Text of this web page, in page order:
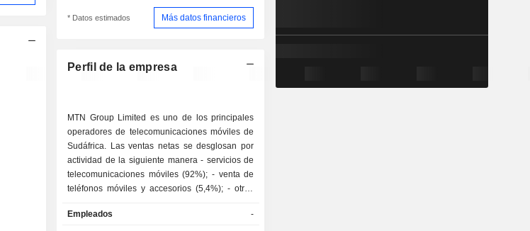
* Datos estimados Más datos financieros
Perfil de la empresa
MTN Group Limited es uno de los principales
operadores de telecomunicaciones móviles de
Sudáfrica. Las ventas netas se desglosan por
actividad de la siguiente manera - servicios de
telecomunicaciones móviles (92%); - venta de
teléfonos móviles y accesorios (5,4%); - otros
geográficamente de la siguiente manera:
Empleados -